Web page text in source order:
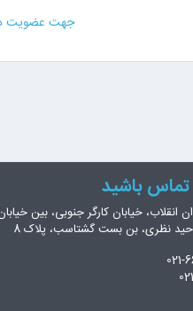
جهت عضویت
تماس باشید
انقلاب، خیابان کارگر جنوبی، بین
نظری، بن بست گشتاسب، پلاک 8